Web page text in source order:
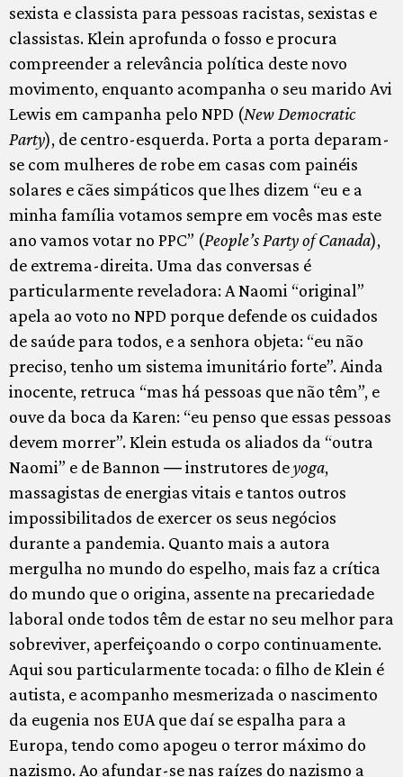
sexista e classista para pessoas racistas, sexistas e
classistas. Klein aprofunda o fosso e procura
compreender a relevância política deste novo
movimento, enquanto acompanha o seu marido Avi
Lewis em campanha pelo NPD (New Democratic
Party), de centro-esquerda. Porta a porta deparam-
se com mulheres de robe em casas com painéis
solares e cães simpáticos que lhes dizem “eu e a
minha família votamos sempre em vocês mas este
ano vamos votar no PPC” (People’s Party of Canada),
de extrema-direita. Uma das conversas é
particularmente reveladora: A Naomi “original”
apela ao voto no NPD porque defende os cuidados
de saúde para todos, e a senhora objeta: “eu não
preciso, tenho um sistema imunitário forte”. Ainda
inocente, retruca “mas há pessoas que não têm”, e
ouve da boca da Karen: “eu penso que essas pessoas
devem morrer”. Klein estuda os aliados da “outra
Naomi” e de Bannon ― instrutores deyoga,
massagistas de energias vitais e tantos outros
impossibilitados de exercer os seus negócios
durante a pandemia. Quanto mais a autora
mergulha no mundo do espelho, mais faz a crítica
do mundo que o origina, assente na precariedade
laboral onde todos têm de estar no seu melhor para
sobreviver, aperfeiçoando o corpo continuamente.
Aqui sou particularmente tocada: o filho de Klein é
autista, e acompanho mesmerizada o nascimento
da eugenia nos EUA que daí se espalha para a
Europa, tendo como apogeu o terror máximo do
nazismo. Ao afundar-se nas raízes do nazismo a